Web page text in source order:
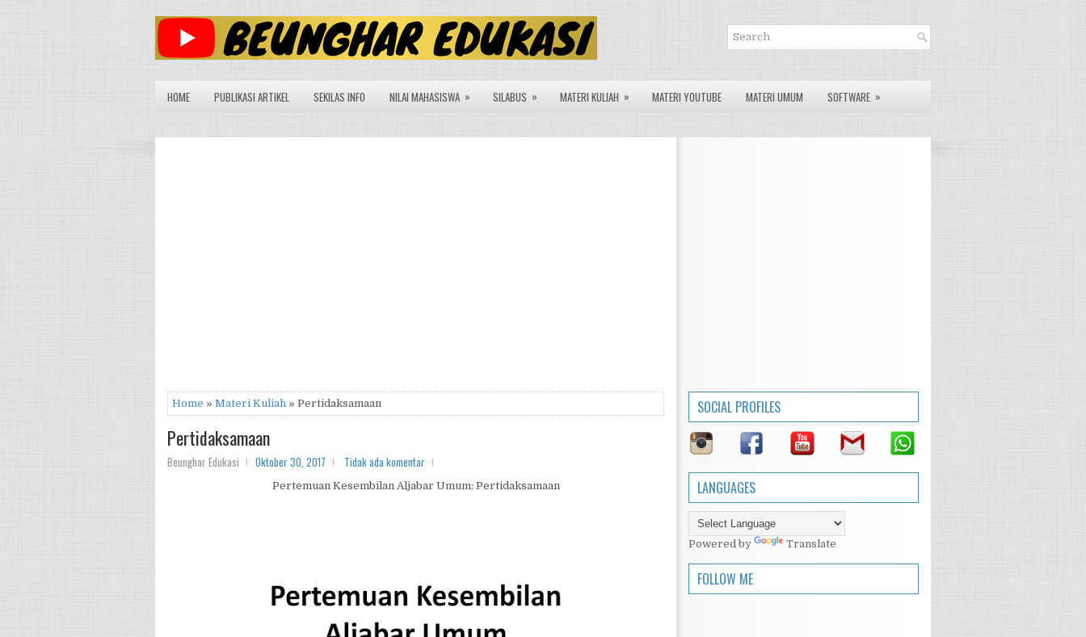
HOME PUBLIKASI ARTIKEL SEKILAS INFO NILAI MAHASISWA » SILABUS » MATERI KULIAH » MATERI YOUTUBE MATERI UMUM SOFTWARE »
Home » Materi Kuliah » Pertidaksamaan
Pertidaksamaan
Beunghar Edukasi Oktober 30, 2017 Tidak ada komentar
Pertemuan Kesembilan Aljabar Umum: Pertidaksamaan
SOCIAL PROFILES
LANGUAGES
Powered by Translate
FOLLOW ME